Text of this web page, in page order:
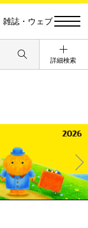
雑誌・ウェブ
詳細検索
Ne
xt